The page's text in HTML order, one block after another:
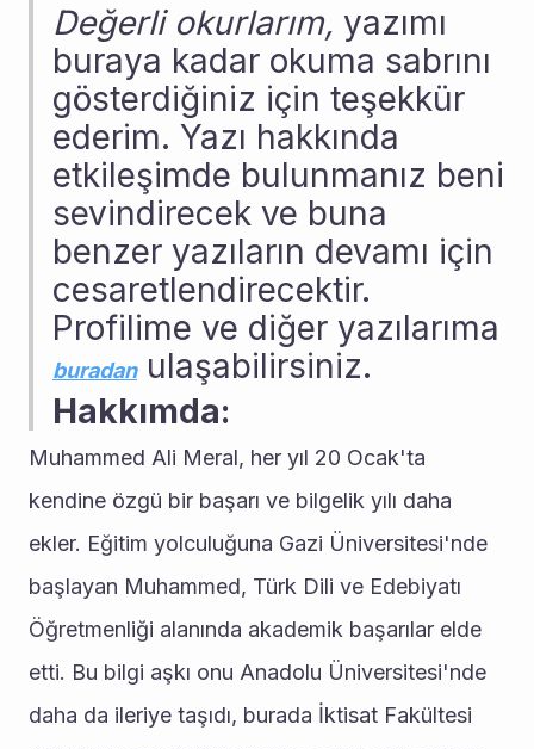
Değerli okurlarım, yazımı
buraya kadar okuma sabrını
gösterdiğiniz için teşekkür
ederim. Yazı hakkında
etkileşimde bulunmanız beni
sevindirecek ve buna
benzer yazıların devamı için
cesaretlendirecektir.
buradan ulaşabilirsiniz.
Hakkımda:
Muhammed Ali Meral, her yıl 20 Ocak'ta
kendine özgü bir başarı ve bilgelik yılı daha
ekler. Eğitim yolculuğuna Gazi Üniversitesi'nde
başlayan Muhammed, Türk Dili ve Edebiyatı
Öğretmenliği alanında akademik başarılar elde
etti. Bu bilgi aşkı onu Anadolu Üniversitesi'nde
daha da ileriye taşıdı, burada İktisat Fakültesi